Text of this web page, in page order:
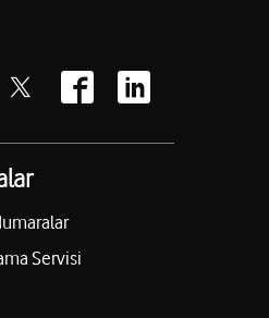
Servisi